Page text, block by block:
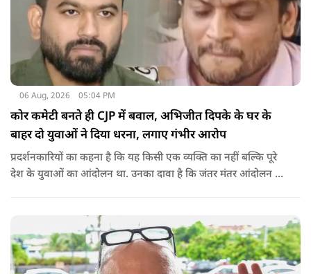
06 Aug, 2026 05:04 PM
कोर कमेटी बनते ही CJP में बवाल, अभिजीत दिपके के घर के
बाहर दो युवाओं ने दिया धरना, लगाए गंभीर आरोप
प्रदर्शनकारियों का कहना है कि यह किसी एक व्यक्ति का नहीं बल्कि पूरे
देश के युवाओं का आंदोलन था. उनका दावा है कि जंतर मंतर आंदोलन से